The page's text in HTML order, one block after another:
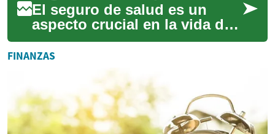
El seguro de salud es un
aspecto crucial en la vida de
los adultos mayores, ya que
proporciona una red de
seguridad f...
FINANZAS